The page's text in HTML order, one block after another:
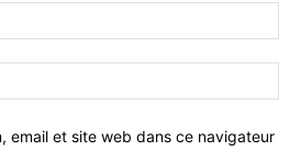
email et site web dans ce navigateur